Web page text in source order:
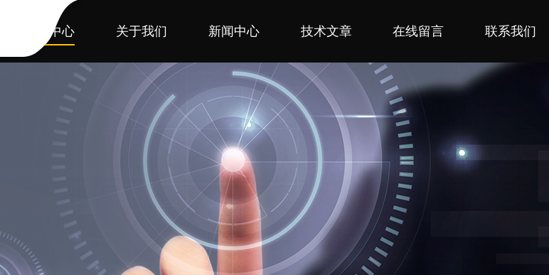
产品中心 关于我们 新闻中心 技术文章 在线留言 联系我们